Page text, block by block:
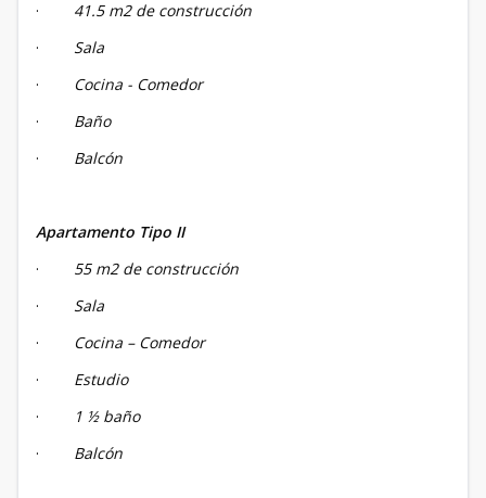
· 41.5 m2 de construcción
· Sala
· Cocina - Comedor
· Baño
· Balcón
Apartamento Tipo II
· 55 m2 de construcción
· Sala
· Cocina – Comedor
· Estudio
·
1 ½ baño
· Balcón